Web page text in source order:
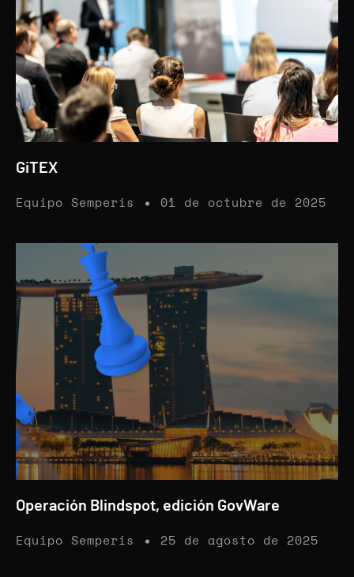
GiTEX
Equipo Semperis 01 de octubre de 2025
Operación Blindspot, edición GovWare
Equipo Semperis 25 de agosto de 2025